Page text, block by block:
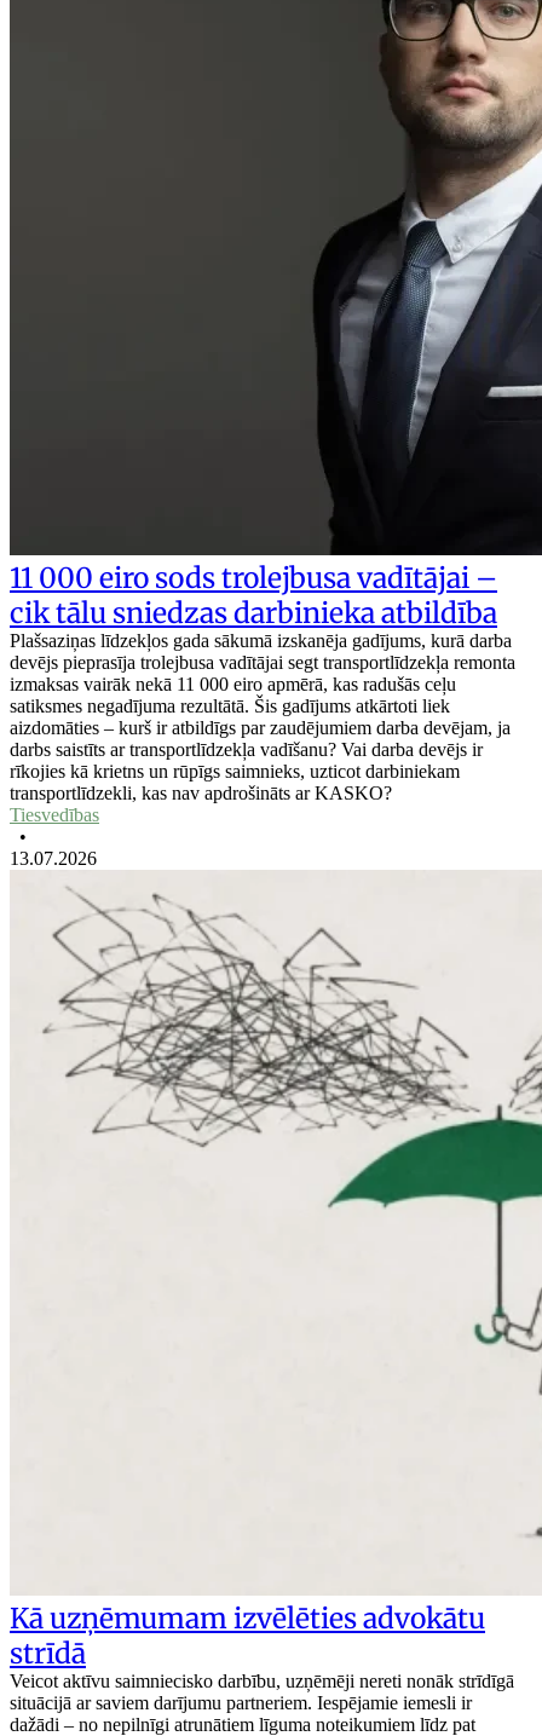
11 000 eiro sods trolejbusa vadītājai –
cik tālu sniedzas darbinieka atbildība
Plašsaziņas līdzekļos gada sākumā izskanēja gadījums, kurā darba
devējs pieprasīja trolejbusa vadītājai segt transportlīdzekļa remonta
izmaksas vairāk nekā 11 000 eiro apmērā, kas radušās ceļu
satiksmes negadījuma rezultātā. Šis gadījums atkārtoti liek
aizdomāties – kurš ir atbildīgs par zaudējumiem darba devējam, ja
darbs saistīts ar transportlīdzekļa vadīšanu? Vai darba devējs ir
rīkojies kā krietns un rūpīgs saimnieks, uzticot darbiniekam
transportlīdzekli, kas nav apdrošināts ar KASKO?
Tiesvedības
•
13.07.2026
Kā uzņēmumam izvēlēties advokātu
strīdā
Veicot aktīvu saimniecisko darbību, uzņēmēji nereti nonāk strīdīgā
situācijā ar saviem darījumu partneriem. Iespējamie iemesli ir
dažādi – no nepilnīgi atrunātiem līguma noteikumiem līdz pat